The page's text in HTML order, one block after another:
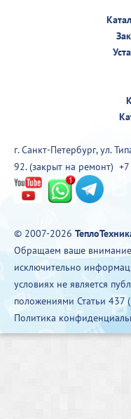
г. Санкт-Петербург, ул.
92. (закрыт на ремонт)
© 2007-2026
Обращаем ваше
исключительно
условиях не является
положениями Статьи 437
Политика